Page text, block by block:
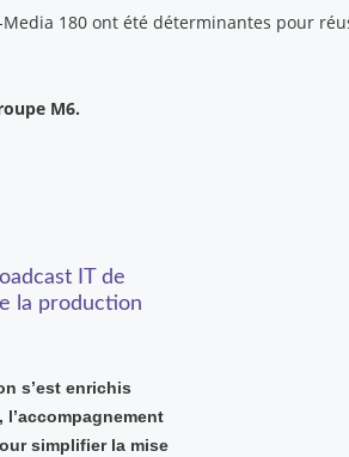
180 ont été déterminantes pour
M6.
IT de
la production
s’est enrichis
simplifier la mise